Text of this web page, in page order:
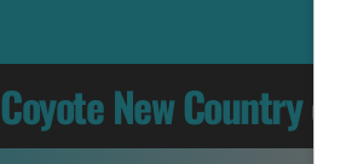
Coyote New Country